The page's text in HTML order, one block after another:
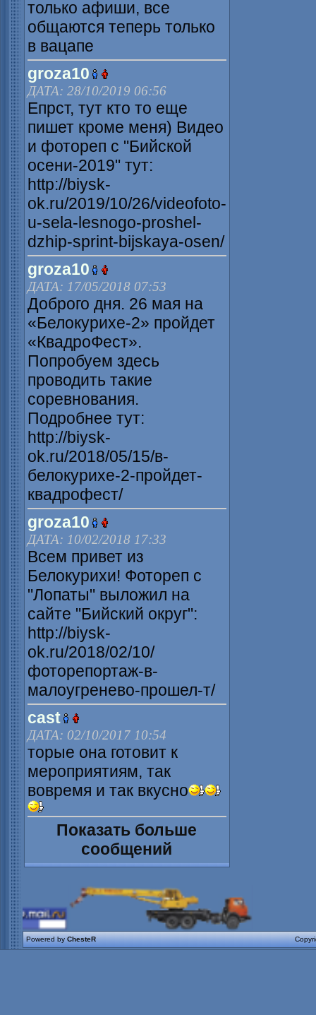
только афиши, все
общаются теперь только
в вацапе
groza10
ДАТА: 28/10/2019 06:56
Епрст, тут кто то еще
пишет кроме меня) Видео
и фотореп с "Бийской
осени-2019" тут:
http://biysk-
ok.ru/2019/10/26/videofoto-
u-sela-lesnogo-proshel-
dzhip-sprint-bijskaya-osen/
groza10
ДАТА: 17/05/2018 07:53
Доброго дня. 26 мая на
«Белокурихе-2» пройдет
«КвадроФест».
Попробуем здесь
проводить такие
соревнования.
Подробнее тут:
http://biysk-
ok.ru/2018/05/15/в-
белокурихе-2-пройдет-
квадрофест/
groza10
ДАТА: 10/02/2018 17:33
Всем привет из
Белокурихи! Фотореп с
"Лопаты" выложил на
сайте "Бийский округ":
http://biysk-
ok.ru/2018/02/10/
фоторепортаж-в-
малоугренево-прошел-т/
cast
ДАТА: 02/10/2017 10:54
торые она готовит к
мероприятиям, так
вовремя и так вкусно
Показать больше
сообщений
Powered byChesteR